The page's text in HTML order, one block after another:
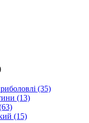
(35)
(13)
(15)